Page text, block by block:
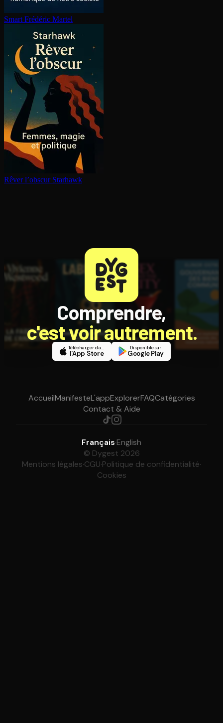
Smart Frédéric Martel
Rêver l’obscur Starhawk
Comprendre,
c'est voir autrement.
Télécharger dans
l'App Store
Disponible sur
Google Play
AccueilManifesteL'appExplorerFAQCatégories
Contact & Aide
Français·English
© Dygest 2026
Mentions légales·CGU·Politique de confidentialité·
Cookies